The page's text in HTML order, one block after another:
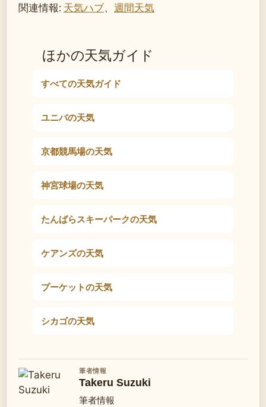
関連情報: 天気ハブ、 週間天気
ほかの天気ガイド
すべての天気ガイド
ユニバの天気
京都競馬場の天気
神宮球場の天気
たんばらスキーパークの天気
ケアンズの天気
プーケットの天気
シカゴの天気
筆者情報
Takeru Suzuki
筆者情報